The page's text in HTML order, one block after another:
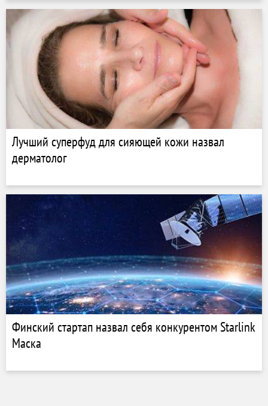
Лучший суперфуд для сияющей кожи назвал
дерматолог
Финский стартап назвал себя конкурентом Starlink
Маска